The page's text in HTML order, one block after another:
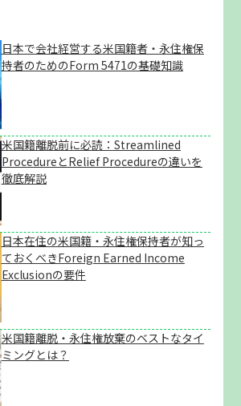
日本で会社経営する米国籍者・永住権保
持者のためのForm 5471の基礎知識
米国籍離脱前に必読：Streamlined
ProcedureとRelief Procedureの違いを
徹底解説
日本在住の米国籍・永住権保持者が知っ
ておくべきForeign Earned Income
Exclusionの要件
米国籍離脱・永住権放棄のベストなタイ
ミングとは？